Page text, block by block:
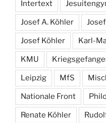
Intertext
Josef A. Köhler
Josef Köhler Karl-
KMU
Leipzig MfS
Nationale Front
Renate Köhler